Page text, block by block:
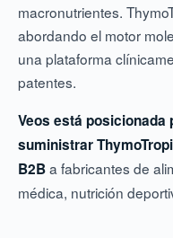
macronutrientes.
abordando el motor
una plataforma
patentes.
Veos está
suministrar
B2Ba fabricantes de
médica, nutrición